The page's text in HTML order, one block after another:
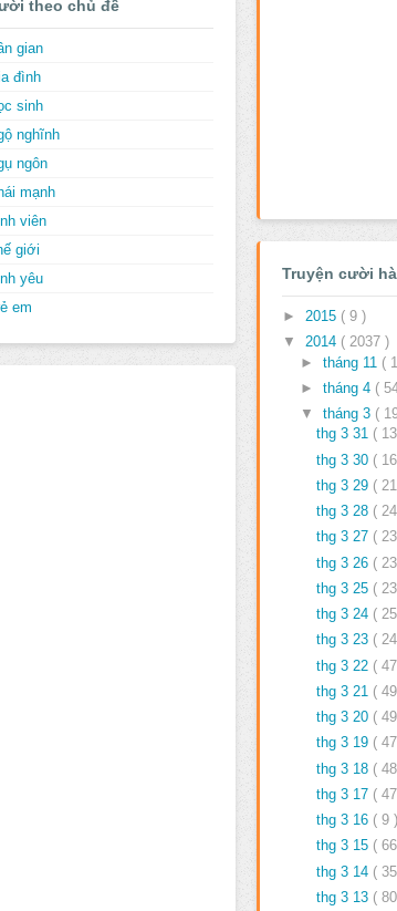
theo chủ đề
gian
đình
sinh
nghĩnh
ngôn
mạnh
viên
giới
yêu
em
Truyện cười
► 2015 ( 9 )
▼ 2014 ( 2037 )
► tháng 11 (
► tháng 4 (
▼ tháng 3 (
thg 3 31 (
thg 3 30 (
thg 3 29 (
thg 3 28 (
thg 3 27 (
thg 3 26 (
thg 3 25 (
thg 3 24 (
thg 3 23 (
thg 3 22 (
thg 3 21 (
thg 3 20 (
thg 3 19 (
thg 3 18 (
thg 3 17 (
thg 3 16 ( 9 )
thg 3 15 (
thg 3 14 (
thg 3 13 (